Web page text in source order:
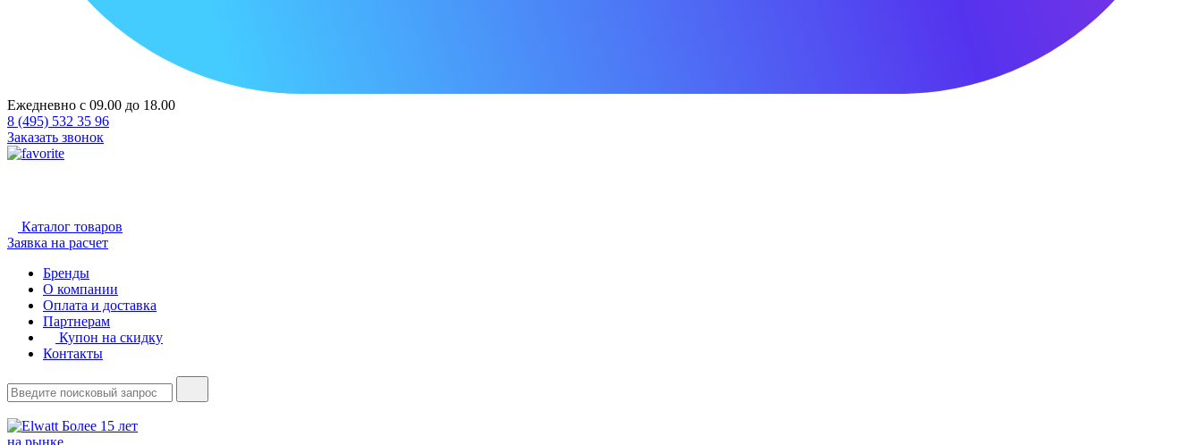
Ежедневно с 09.00 до 18.00
8 (495) 532 35 96
Заказать звонок
Каталог товаров
Заявка на расчет
Бренды
О компании
Оплата и доставка
Партнерам
Купон на скидку
Контакты
Более 15 лет
на рынке